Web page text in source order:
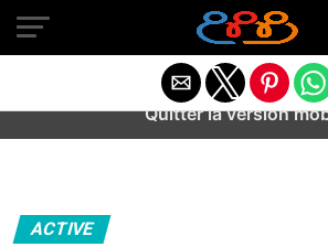
Warning
: preg_match(): Unknown modifier
/home/u589487443/domains/
content/plugins/idev-post-views/
ACTIVE
Quitter la version